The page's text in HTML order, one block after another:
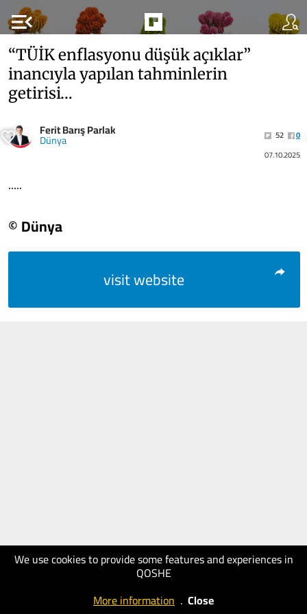
menu_open
We use cookies to provide some features and experiences in
QOSHE
More information . Close
“TÜİK enflasyonu düşük açıklar”
inancıyla yapılan tahminlerin
getirisi…
Ferit Barış Parlak
Dünya 52
0
07.10.2025
.....
© Dünya
visit website